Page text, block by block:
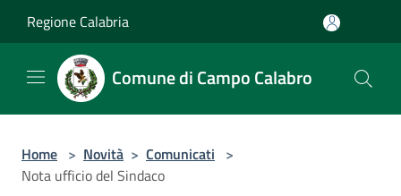
Regione Calabria
Comune di Campo Calabro
Home > Novità > Comunicati >
Nota ufficio del Sindaco